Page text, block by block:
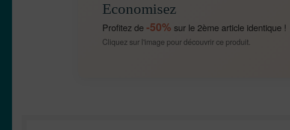
Economisez
Profitez de-50% sur le 2ème article identique !
Cliquez sur l'image pour découvrir ce produit.